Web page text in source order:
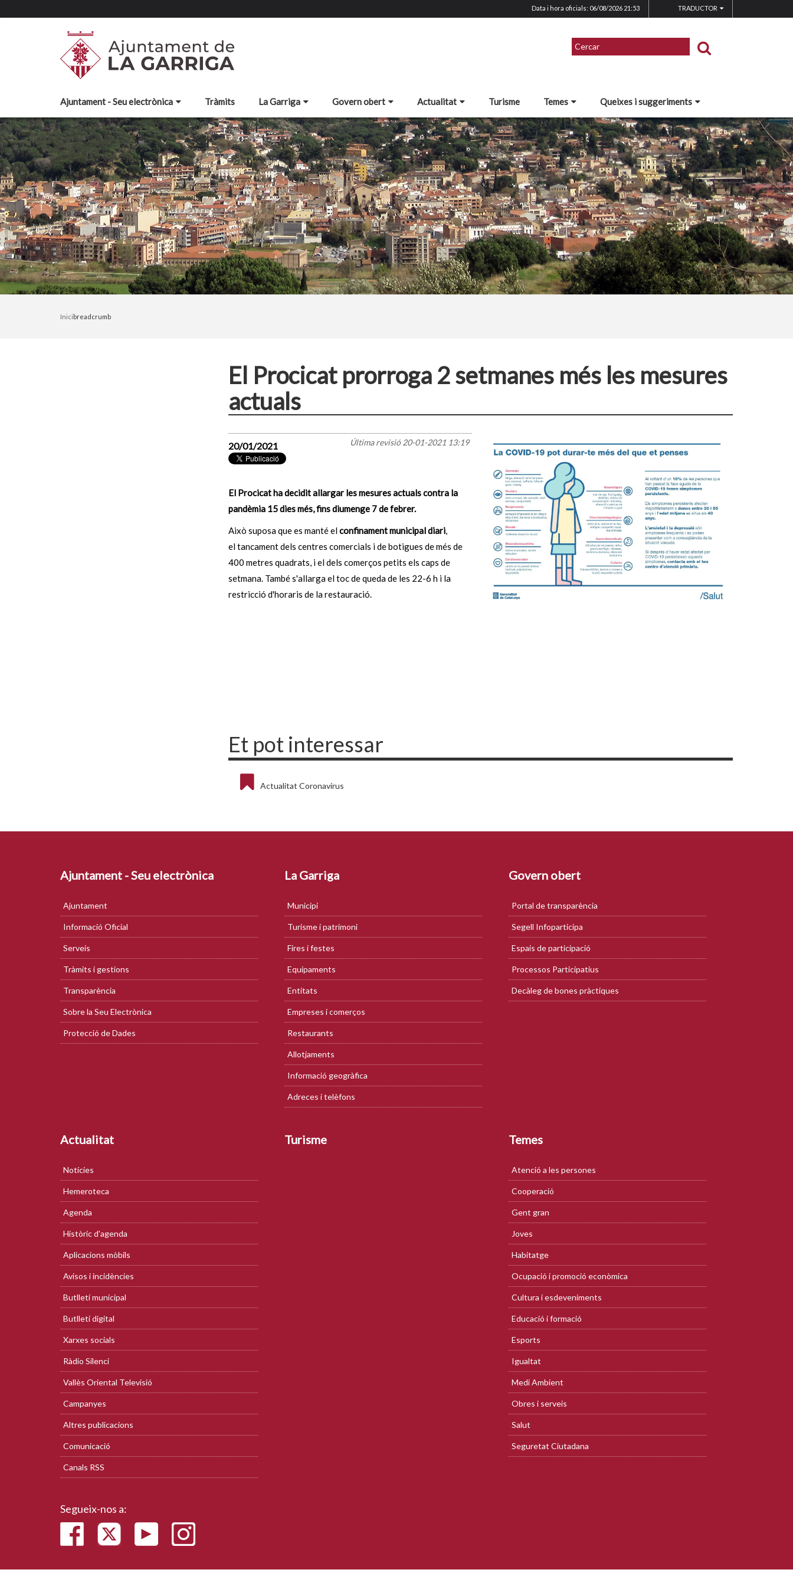
Data i hora oficials: 06/08/2026 21:53 TRADUCTOR
Ajuntament - Seu electrònica Tràmits La Garriga Govern obert Actualitat Turisme Temes Queixes i suggeriments
Inicibreadcrumb
El Procicat prorroga 2 setmanes més les mesures
actuals
Última revisió20-01-2021 13:19
20/01/2021
El Procicat ha decidit allargar les mesures actuals contra la
pandèmia 15 dies més,fins diumenge 7 de febrer.
Això suposa que es manté elconfinament municipal diari,
el tancament dels centres comercials i de botigues de més de
400 metres quadrats, i el dels comerços petits els caps de
setmana. També s'allarga el toc de queda de les 22-6 h i la
restricció d'horaris de la restauració.
Et pot interessar
Actualitat Coronavirus
Ajuntament - Seu electrònica
Ajuntament
Informació Oficial
Serveis
Tràmits i gestions
Transparència
Sobre la Seu Electrònica
Protecció de Dades
La Garriga
Municipi
Turisme i patrimoni
Fires i festes
Equipaments
Entitats
Empreses i comerços
Restaurants
Allotjaments
Informació geogràfica
Adreces i telèfons
Govern obert
Portal de transparència
Segell Infoparticipa
Espais de participació
Processos Participatius
Decàleg de bones pràctiques
Actualitat
Notícies
Hemeroteca
Agenda
Històric d'agenda
Aplicacions mòbils
Avisos i incidències
Butlletí municipal
Butlletí digital
Xarxes socials
Ràdio Silenci
Vallès Oriental Televisió
Campanyes
Altres publicacions
Comunicació
Canals RSS
Turisme Temes
Atenció a les persones
Cooperació
Gent gran
Joves
Habitatge
Ocupació i promoció econòmica
Cultura i esdeveniments
Educació i formació
Esports
Igualtat
Medi Ambient
Obres i serveis
Salut
Seguretat Ciutadana
Segueix-nos a: